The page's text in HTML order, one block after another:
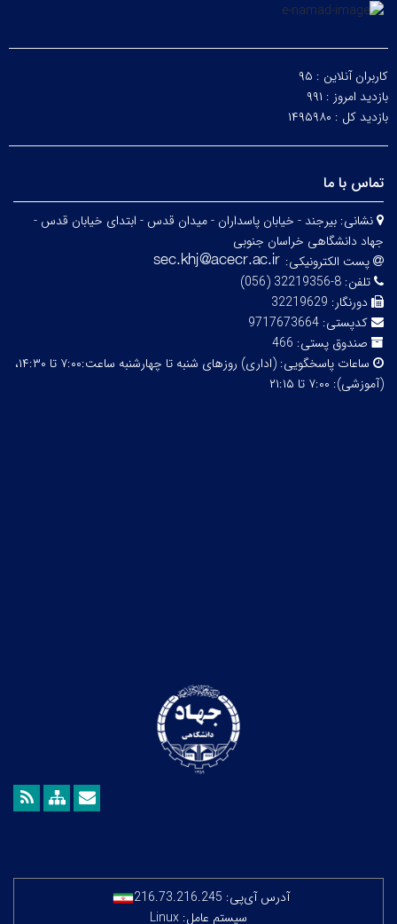
کاربران آنلاین : ۹۵
بازدید امروز : ۹۹۱
بازدید کل : ۱۴۹۵۹۸۰
تماس با ما
نشانی: بیرجند - خیابان پاسداران - میدان قدس - ابتدای خیابان قدس -
جهاد دانشگاهی خراسان جنوبی
پست الکترونیکی:
تلفن: 8-32219356 (056)
دورنگار: 32219629
کدپستی: 9717673664
صندوق پستی: 466
ساعات پاسخگویی:
(اداری) روزهای شنبه تا چهارشنبه ساعت:۷:۰۰ تا ۱۴:۳۰،
(آموزشی): ۷:۰۰ تا ۲۱:۱۵
آدرس آی‌پی: 216.73.216.245
سیستم عامل: Linux